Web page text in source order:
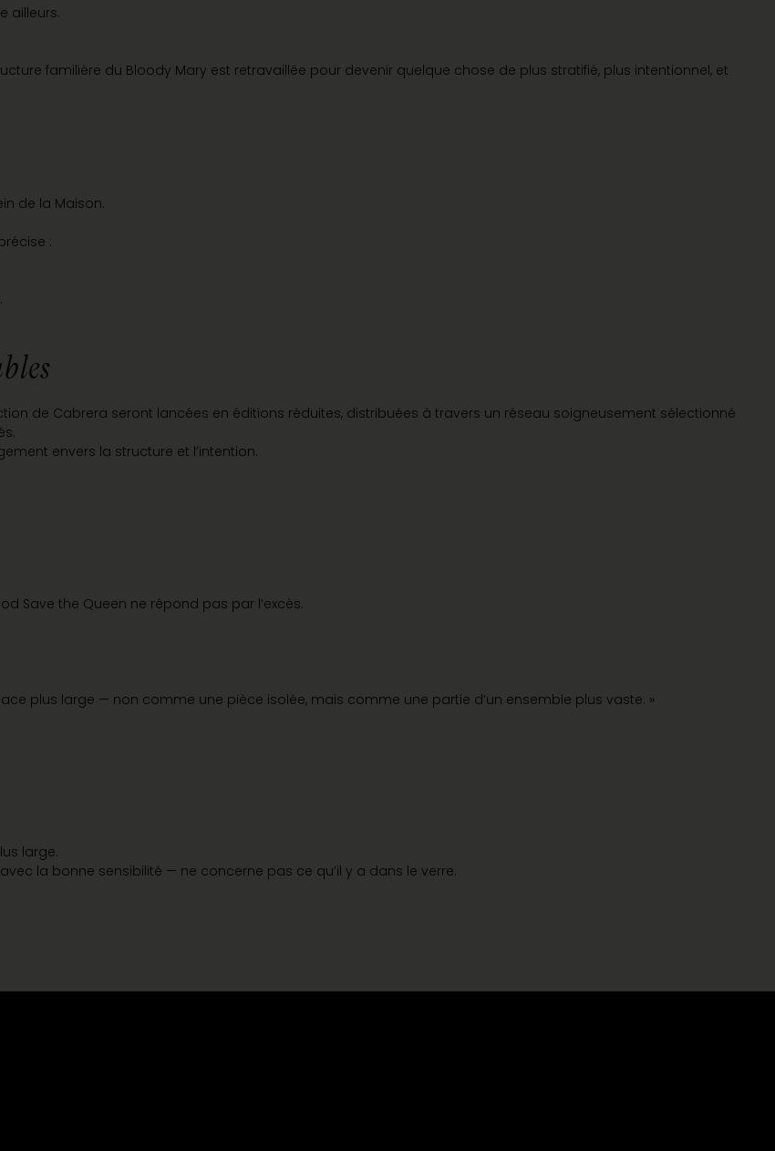
ailleurs.
familière du Bloody Mary est retravaillée pour devenir quelque chose de plus stratifié, plus intentionnel, et
de la Maison.
:
de Cabrera seront lancées en éditions réduites, distribuées à travers un réseau soigneusement sélectionné
envers la structure et l’intention.
Save the Queen ne répond pas par l’excès.
plus large — non comme une pièce isolée, mais comme une partie d’un ensemble plus vaste. »
large.
la bonne sensibilité — ne concerne pas ce qu’il y a dans le verre.